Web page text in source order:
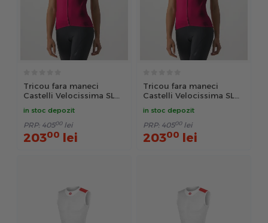
Tricou fara maneci
Castelli Velocissima SL
in stoc depozit
PRP: 40500 lei
20300 lei
Tricou fara maneci
Castelli Velocissima SL
in stoc depozit
PRP: 40500 lei
20300 lei